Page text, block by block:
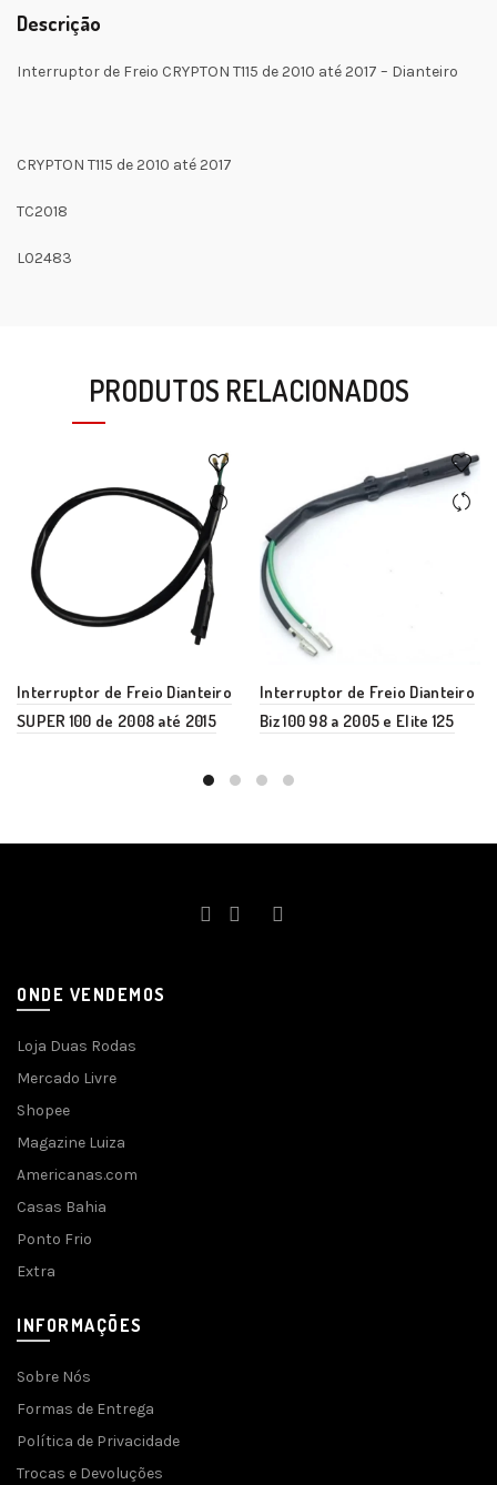
Descrição
Interruptor de Freio CRYPTON T115 de 2010 até 2017 – Dianteiro
CRYPTON T115 de 2010 até 2017
TC2018
L02483
PRODUTOS RELACIONADOS
Interruptor de Freio Dianteiro
SUPER 100 de 2008 até 2015
Interruptor de Freio Dianteiro
Biz 100 98 a 2005 e Elite 125
ONDE VENDEMOS
Loja Duas Rodas
Mercado Livre
Shopee
Magazine Luiza
Americanas.com
Casas Bahia
Ponto Frio
Extra
INFORMAÇÕES
Sobre Nós
Formas de Entrega
Política de Privacidade
Trocas e Devoluções